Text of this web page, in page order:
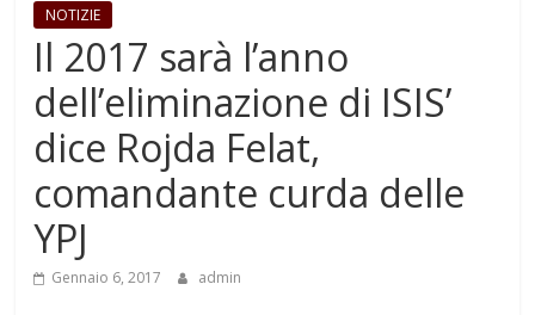
NOTIZIE
Il 2017 sarà l’anno
dell’eliminazione di ISIS’
dice Rojda Felat,
comandante curda delle
YPJ
Gennaio 6, 2017 admin